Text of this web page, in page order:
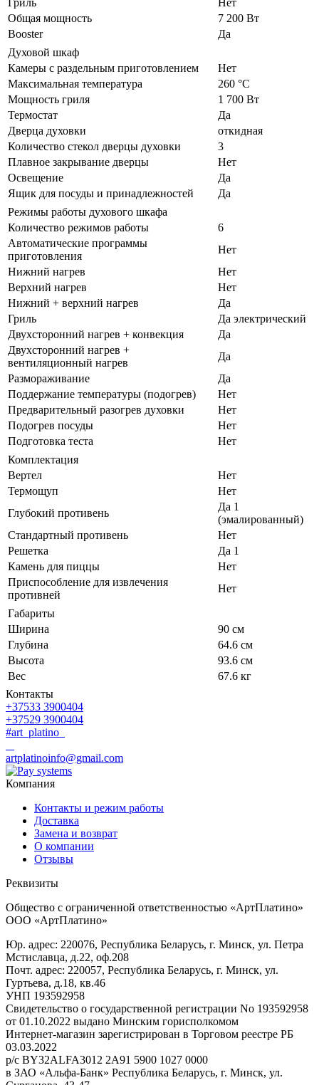
Гриль
Нет
Общая мощность
7 200 Вт
Booster
Да
Духовой шкаф
Камеры с раздельным приготовлением
Нет
Максимальная температура
260 °C
Мощность гриля
1 700 Вт
Термостат
Да
Дверца духовки
откидная
Количество стекол дверцы духовки
3
Плавное закрывание дверцы
Нет
Освещение
Да
Ящик для посуды и принадлежностей
Да
Режимы работы духового шкафа
Количество режимов работы
6
Автоматические программы
приготовления
Нет
Нижний нагрев
Нет
Верхний нагрев
Нет
Нижний + верхний нагрев
Да
Гриль
Да электрический
Двухсторонний нагрев + конвекция
Да
Двухсторонний нагрев +
вентиляционный нагрев
Да
Размораживание
Да
Поддержание температуры (подогрев)
Нет
Предварительный разогрев духовки
Нет
Подогрев посуды
Нет
Подготовка теста
Нет
Комплектация
Вертел
Нет
Термощуп
Нет
Глубокий противень
Да 1
(эмалированный)
Стандартный противень
Нет
Решетка
Да 1
Камень для пиццы
Нет
Приспособление для извлечения
противней
Нет
Габариты
Ширина
90 см
Глубина
64.6 см
Высота
93.6 см
Вес
67.6 кг
Контакты
+37533 3900404
+37529 3900404
#art_platino
artplatinoinfo@gmail.com
Компания
Контакты и режим работы
Доставка
Замена и возврат
О компании
Отзывы
Реквизиты
Общество с ограниченной ответственностью «АртПлатино»
ООО «АртПлатино»
Юр. адрес: 220076, Республика Беларусь, г. Минск, ул. Петра
Мстиславца, д.22, оф.208
Почт. адрес: 220057, Республика Беларусь, г. Минск, ул.
Гуртьева, д.18, кв.46
УНП 193592958
Свидетельство о государственной регистрации No 193592958
от 01.10.2022 выдано Минским горисполкомом
Интернет-магазин зарегистрирован в Торговом реестре РБ
03.03.2022
р/с BY32ALFA3012 2A91 5900 1027 0000
в ЗАО «Альфа-Банк» Республика Беларусь, г. Минск, ул.